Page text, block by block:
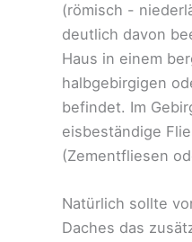
(römisch -
deutlich davon
Haus in einem
halbgebirgigen
befindet. Im
eisbeständige
(Zementfliesen
Natürlich sollte
Daches das